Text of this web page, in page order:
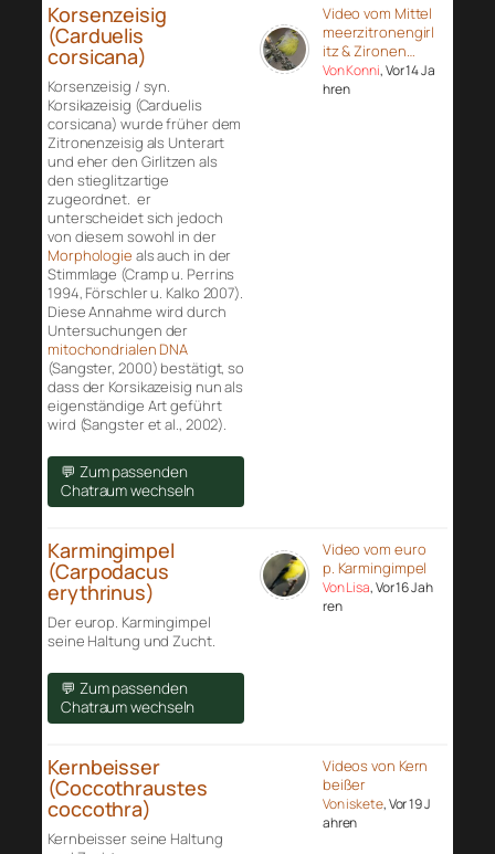
Korsenzeisig
(Carduelis
corsicana)
Korsenzeisig / syn.
Korsikazeisig (Carduelis
corsicana) wurde früher dem
Zitronenzeisig als Unterart
und eher den Girlitzen als
den stieglitzartige
zugeordnet. er
unterscheidet sich jedoch
von diesem sowohl in der
Morphologie als auch in der
Stimmlage (Cramp u. Perrins
1994, Förschler u. Kalko 2007).
Diese Annahme wird durch
Untersuchungen der
mitochondrialen DNA
(Sangster, 2000) bestätigt, so
dass der Korsikazeisig nun als
eigenständige Art geführt
wird (Sangster et al., 2002).
💬 Zum passenden
Chatraum wechseln
Video vom Mittel
meerzitronengirl
itz & Zironen…
Von Konni, Vor 14 Ja
hren
Karmingimpel
(Carpodacus
erythrinus)
Der europ. Karmingimpel
seine Haltung und Zucht.
💬 Zum passenden
Chatraum wechseln
Video vom euro
p. Karmingimpel
Von Lisa, Vor 16 Jah
ren
Kernbeisser
(Coccothraustes
coccothra)
Kernbeisser seine Haltung
Videos von Kern
beißer
Von iskete, Vor 19 J
ahren